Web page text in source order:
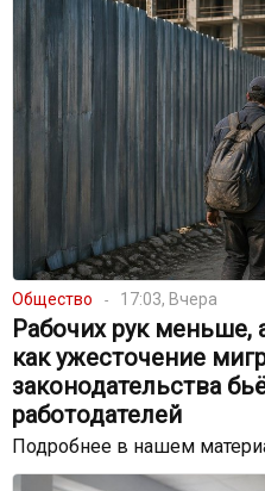
Общество 17:03, Вчера
Рабочих рук
как ужесточение
законодательства
работодателей
Подробнее в нашем